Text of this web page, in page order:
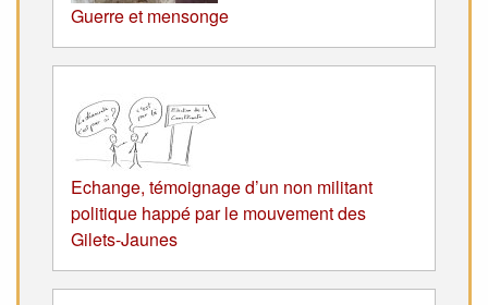
Guerre et mensonge
Echange, témoignage d’un non militant
politique happé par le mouvement des
Gilets-Jaunes